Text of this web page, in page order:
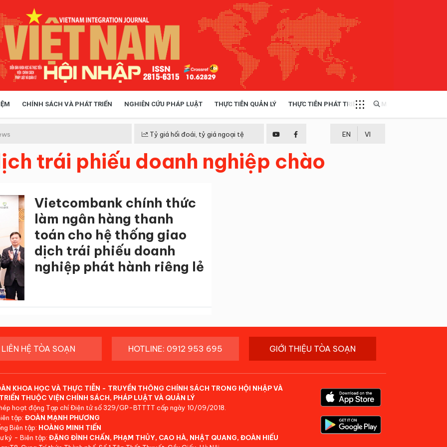
CHÍNH SÁCH VÀ PHÁT TRIỂN NGHIÊN CỨU PHÁP LUẬT THỰC TIỄN QUẢN LÝ THỰC TIỄN PHÁT TRIỂN MULTIMEDIA
Tỷ giá hối đoái, tỷ giá ngoại tệ EN VI
trái phiếu doanh nghiệp chào
Vietcombank chính thức
làm ngân hàng thanh
toán cho hệ thống giao
dịch trái phiếu doanh
nghiệp phát hành riêng lẻ
LIÊN HỆ TÒA SOẠN HOTLINE: 0912 953 695 GIỚI THIỆU TÒA SOẠN
KHOA HỌC VÀ THỰC TIỄN - TRUYỀN THÔNG CHÍNH SÁCH TRONG HỘI NHẬP VÀ
THUỘC VIỆN CHÍNH SÁCH, PHÁP LUẬT VÀ QUẢN LÝ
hoạt động Tạp chí Điện tử số 329/GP-BTTTT cấp ngày 10/09/2018.
tập: ĐOÀN MẠNH PHƯƠNG
Biên tập: HOÀNG MINH TIẾN
ký - Biên tập: ĐẶNG ĐÌNH CHẤN, PHẠM THỦY, CAO HÀ, NHẬT QUANG, ĐOÀN HIẾU